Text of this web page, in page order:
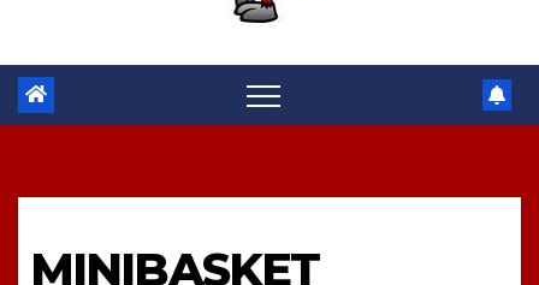
MINIBASKET